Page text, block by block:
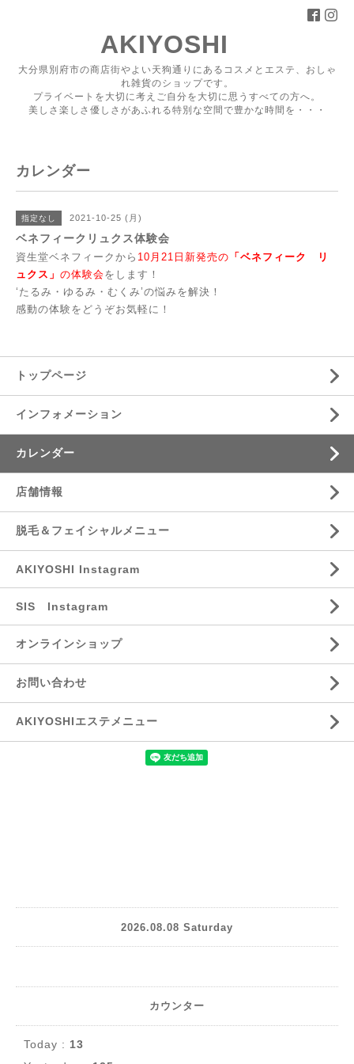
AKIYOSHI
大分県別府市の商店街やよい天狗通りにあるコスメとエステ、おしゃ
れ雑貨のショップです。
プライベートを大切に考えご自分を大切に思うすべての方へ。
美しさ楽しさ優しさがあふれる特別な空間で豊かな時間を・・・
カレンダー
指定なし 2021-10-25 (月)
ベネフィークリュクス体験会
資生堂ベネフィークから 10月21日新発売の 「ベネフィーク リ
ュクス」 の体験会をします！
‘たるみ・ゆるみ・むくみ’の悩みを解決！
感動の体験をどうぞお気軽に！
トップページ
インフォメーション
カレンダー
店舗情報
脱毛＆フェイシャルメニュー
AKIYOSHI Instagram
SIS Instagram
オンラインショップ
お問い合わせ
AKIYOSHIエステメニュー
2026.08.08 Saturday
カウンター
Today : 13